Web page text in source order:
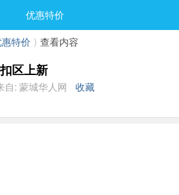
最新发表
优惠特价
特价 ⟩ 查看内容
区上新
自: 蒙城华人网
收藏